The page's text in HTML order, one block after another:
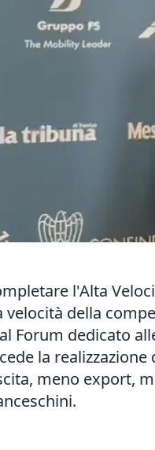
l'Alta
della
Forum dedicato
la
meno export,